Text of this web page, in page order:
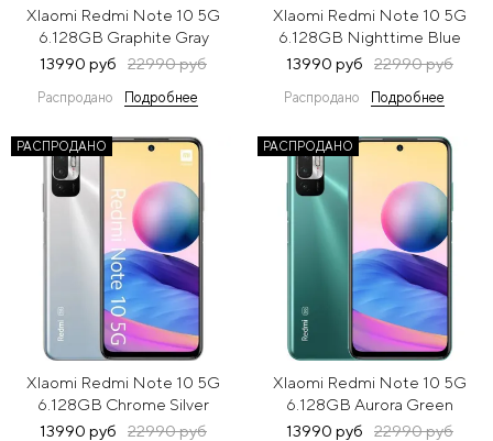
XIaomi Redmi Note 10 5G
6.128GB Graphite Gray
(Серый)
13990 руб 22990 руб
Распродано Подробнее
XIaomi Redmi Note 10 5G
6.128GB Nighttime Blue
(Синий)
13990 руб 22990 руб
Распродано Подробнее
РАСПРОДАНО
XIaomi Redmi Note 10 5G
6.128GB Chrome Silver
(Серебристый)
13990 руб 22990 руб
РАСПРОДАНО
XIaomi Redmi Note 10 5G
6.128GB Aurora Green
(Зеленый)
13990 руб 22990 руб